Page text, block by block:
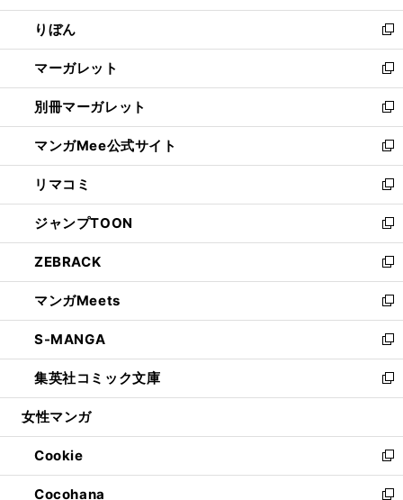
開
く
ウ
で
開
く
ン
ド
ウ
で
開
く
ウ
ィ
ン
ド
ウ
で
開
く
りぼん
新
し
い
ウ
ィ
ン
ド
ウ
で
開
く
マーガレット
新
し
い
ウ
ィ
ン
ド
ウ
で
開
く
別冊マーガレット
新
し
い
ウ
ィ
ン
ド
ウ
で
開
く
マンガMee公式サイト
新
し
い
ウ
ィ
ン
ド
ウ
で
開
く
リマコミ
新
し
い
ウ
ィ
ン
ド
ウ
で
開
く
ジャンプTOON
新
し
い
ウ
ィ
ン
ド
ウ
で
開
ZEBRACK
新
し
い
ウ
ィ
ン
ド
ウ
開
く
マンガMeets
新
し
い
ウ
ィ
ン
ウ
で
開
く
S-MANGA
新
し
い
ウ
ン
ド
ウ
で
集英社コミック文庫
新
し
ウ
ィ
ン
ド
女性マンガ
Cookie
新
し
Cocohana